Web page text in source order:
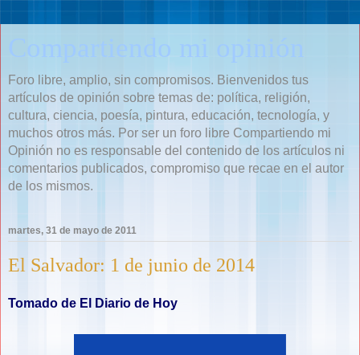
Compartiendo mi opinión
Foro libre, amplio, sin compromisos. Bienvenidos tus
artículos de opinión sobre temas de: política, religión,
cultura, ciencia, poesía, pintura, educación, tecnología, y
muchos otros más. Por ser un foro libre Compartiendo mi
Opinión no es responsable del contenido de los artículos ni
comentarios publicados, compromiso que recae en el autor
de los mismos.
martes, 31 de mayo de 2011
El Salvador: 1 de junio de 2014
Tomado de El Diario de Hoy